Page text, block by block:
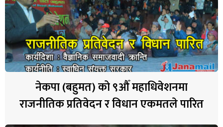
नेकपा (बहुमत) को ९औँ महाधिवेशनमा
राजनीतिक प्रतिवेदन र विधान एकमतले पारित